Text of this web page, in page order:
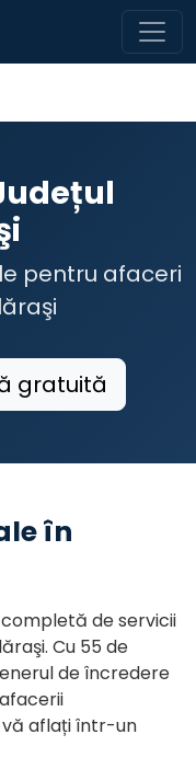
pentru afaceri
gratuită
în
de servicii
Cu 55 de
de încredere
aflați într-un